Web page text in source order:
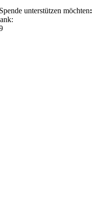
unterstützen möchten: